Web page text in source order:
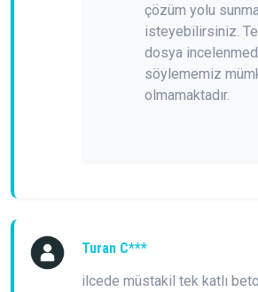
çözüm yolu
isteyebilirsiniz.
dosya
söylememiz
olmamaktadır.
Turan C***
ilcede müstakil tek katlı